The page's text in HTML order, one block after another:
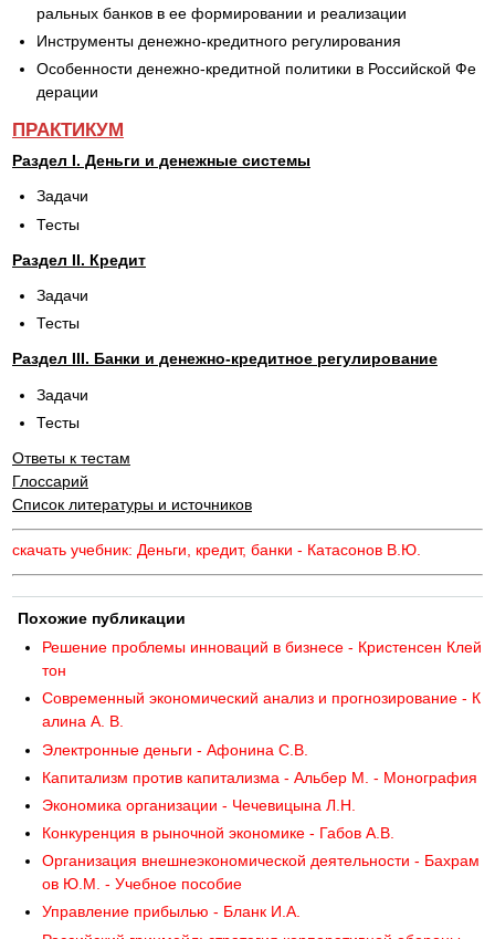
ральных банков в ее формировании и реализации
Инструменты денежно-кредитного регулирования
Особенности денежно-кредитной политики в Российской Фе
дерации
ПРАКТИКУМ
Раздел I. Деньги и денежные системы
Задачи
Тесты
Раздел II. Кредит
Задачи
Тесты
Раздел III. Банки и денежно-кредитное регулирование
Задачи
Тесты
Ответы к тестам
Глоссарий
Список литературы и источников
скачать учебник: Деньги, кредит, банки - Катасонов В.Ю.
Похожие публикации
Решение проблемы инноваций в бизнесе - Кристенсен Клей
тон
Современный экономический анализ и прогнозирование - К
алина А. В.
Электронные деньги - Афонина С.В.
Капитализм против капитализма - Альбер М. - Монография
Экономика организации - Чечевицына Л.Н.
Конкуренция в рыночной экономике - Габов А.В.
Организация внешнеэкономической деятельности - Бахрам
ов Ю.М. - Учебное пособие
Управление прибылью - Бланк И.А.